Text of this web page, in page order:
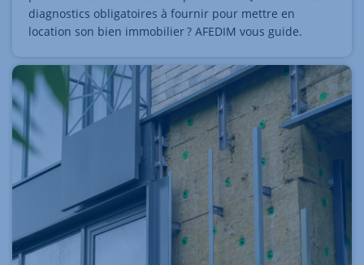
diagnostics obligatoires à fournir pour mettre en
location son bien immobilier ? AFEDIM vous guide.